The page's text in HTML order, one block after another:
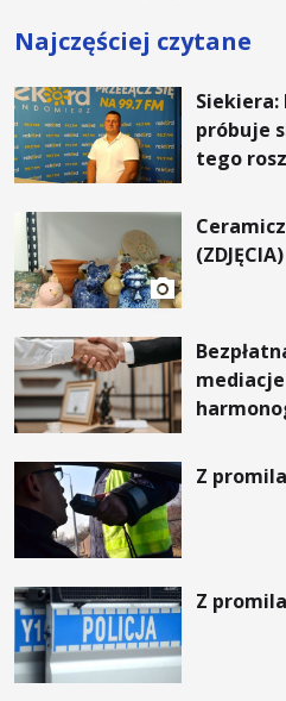
Najczęściej czytane
próbuje
tego
(ZDJĘCIA)
Z
Z